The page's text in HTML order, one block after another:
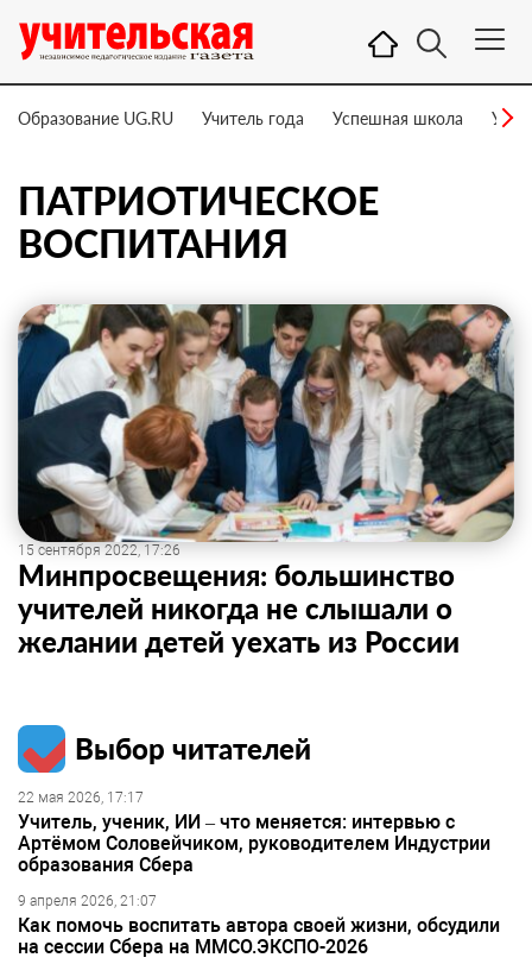
Образование UG.RU Учитель года Успешная школа
ПАТРИОТИЧЕСКОЕ
ВОСПИТАНИЯ
15 сентября 2022, 17:26
Минпросвещения: большинство
учителей никогда не слышали о
желании детей уехать из России
Выбор читателей
22 мая 2026, 17:17
Учитель, ученик, ИИ – что меняется: интервью с
Артёмом Соловейчиком, руководителем Индустрии
образования Сбера
9 апреля 2026, 21:07
Как помочь воспитать автора своей жизни, обсудили
на сессии Сбера на ММСО.ЭКСПО-2026